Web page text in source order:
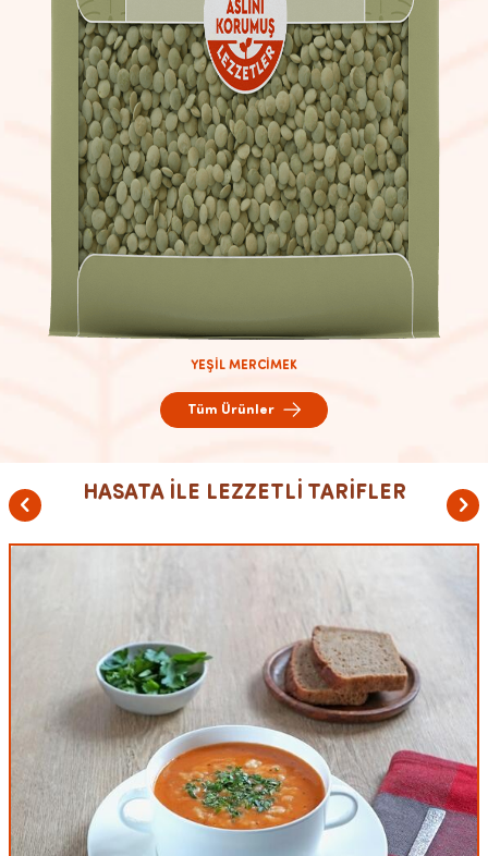
YEŞİL MERCİMEK
Tüm Ürünler
HASATA İLE LEZZETLİ TARİFLER